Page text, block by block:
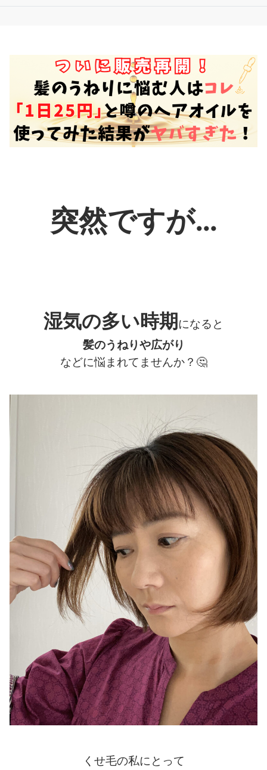
突然ですが…
湿気の多い時期になると
髪のうねりや広がり
などに悩まれてませんか？ 🤔
くせ毛の私にとって